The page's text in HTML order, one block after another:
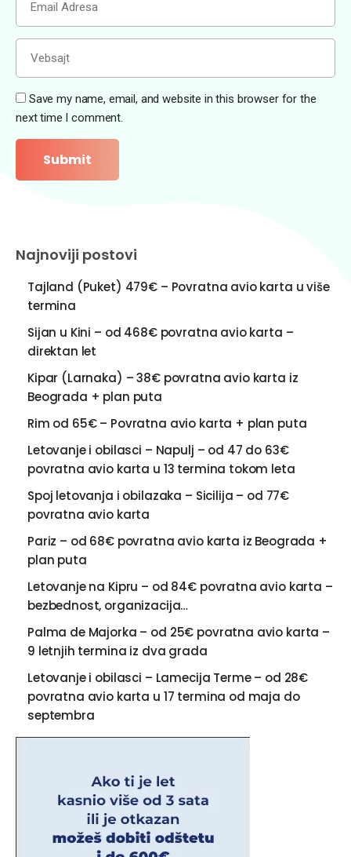
Save my name, email, and website in this browser for the
next time I comment.
Najnoviji postovi
Tajland (Puket) 479€ – Povratna avio karta u više
termina
Sijan u Kini – od 468€ povratna avio karta –
direktan let
Kipar (Larnaka) – 38€ povratna avio karta iz
Beograda + plan puta
Rim od 65€ – Povratna avio karta + plan puta
Letovanje i obilasci – Napulj – od 47 do 63€
povratna avio karta u 13 termina tokom leta
Spoj letovanja i obilazaka – Sicilija – od 77€
povratna avio karta
Pariz – od 68€ povratna avio karta iz Beograda +
plan puta
Letovanje na Kipru – od 84€ povratna avio karta –
bezbednost, organizacija…
Palma de Majorka – od 25€ povratna avio karta –
9 letnjih termina iz dva grada
Letovanje i obilasci – Lamecija Terme – od 28€
povratna avio karta u 17 termina od maja do
septembra